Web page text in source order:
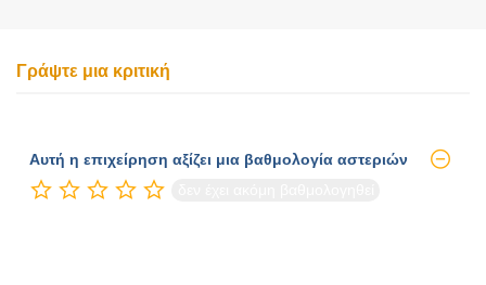
Γράψτε μια κριτική
Αυτή η επιχείρηση αξίζει μια βαθμολογία αστεριών